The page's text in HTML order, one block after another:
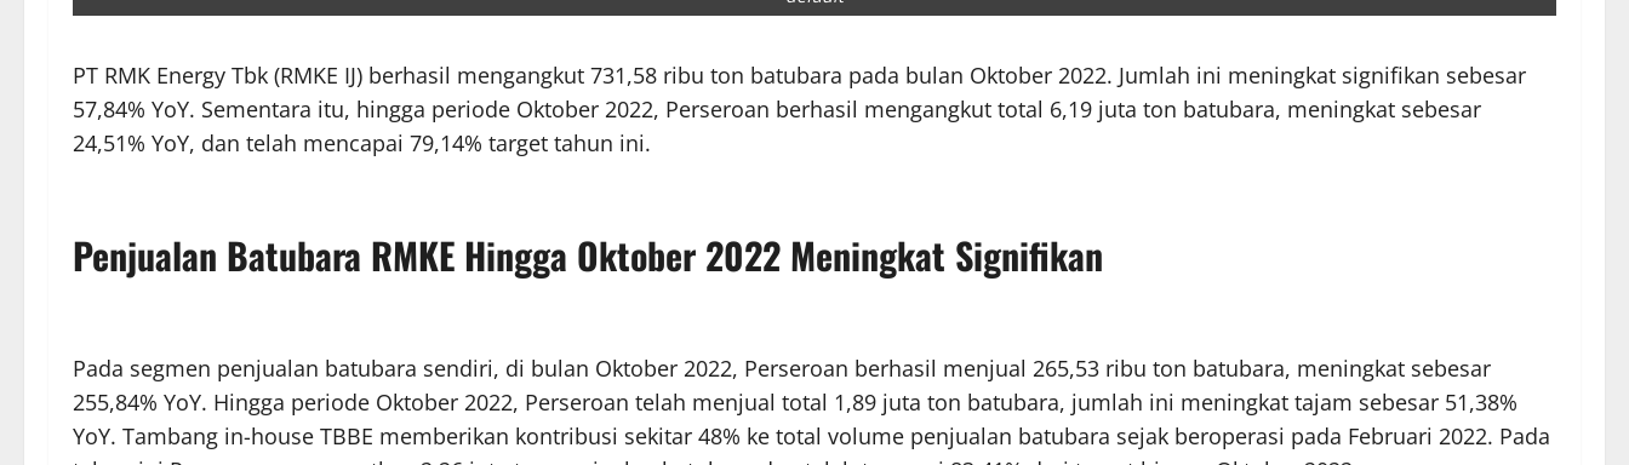
PT RMK Energy Tbk (RMKE IJ) berhasil mengangkut 731,58 ribu ton batubara pada bulan Oktober 2022. Jumlah ini meningkat signifikan sebesar
57,84% YoY. Sementara itu, hingga periode Oktober 2022, Perseroan berhasil mengangkut total 6,19 juta ton batubara, meningkat sebesar
24,51% YoY, dan telah mencapai 79,14% target tahun ini.
Penjualan Batubara RMKE Hingga Oktober 2022 Meningkat Signifikan
Pada segmen penjualan batubara sendiri, di bulan Oktober 2022, Perseroan berhasil menjual 265,53 ribu ton batubara, meningkat sebesar
255,84% YoY. Hingga periode Oktober 2022, Perseroan telah menjual total 1,89 juta ton batubara, jumlah ini meningkat tajam sebesar 51,38%
YoY. Tambang in-house TBBE memberikan kontribusi sekitar 48% ke total volume penjualan batubara sejak beroperasi pada Februari 2022. Pada